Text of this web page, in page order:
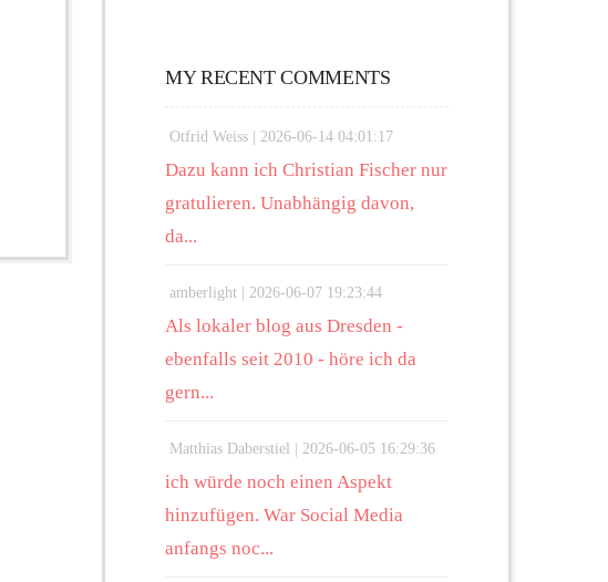
MY RECENT COMMENTS
Otfrid Weiss | 2026-06-14 04:01:17
Dazu kann ich Christian Fischer nur
gratulieren. Unabhängig davon,
da...
amberlight | 2026-06-07 19:23:44
Als lokaler blog aus Dresden -
ebenfalls seit 2010 - höre ich da
gern...
Matthias Daberstiel | 2026-06-05 16:29:36
ich würde noch einen Aspekt
hinzufügen. War Social Media
anfangs noc...